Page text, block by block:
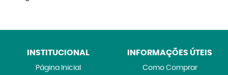
INSTITUCIONAL
Página Inicial
INFORMAÇÕES ÚTEIS
Como Comprar